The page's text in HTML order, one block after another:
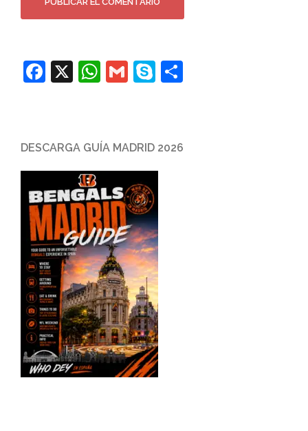
Facebook
X WhatsApp
Gmail
Skype
DESCARGA GUÍA MADRID 2026